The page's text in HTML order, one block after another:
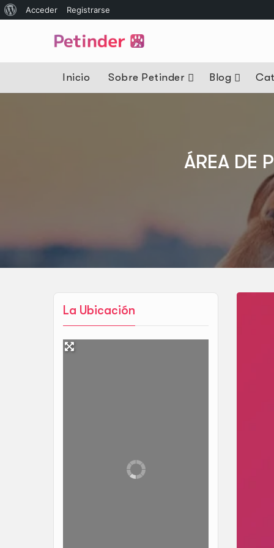
Acceder Registrarse
Inicio Sobre Petinder Blog
ÁREA DE
La Ubicación